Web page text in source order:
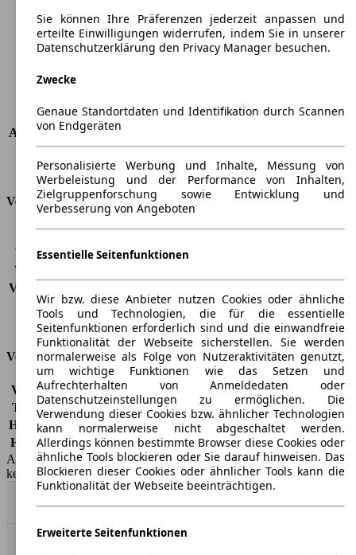
Radstand
-
Maximalgewicht
-
Türen
Dachlast
-
Anhängelast (ungebremst)
Anhängelast (gebremst)
1100 kg
Kofferraumvolumen
-
Verbrauch
Verbrauch (Stadt)
-
Verbrauch (Land)
Verbrauch (komb.)*
Schadstoffklasse
EU4
Tankinhalt
60 l
Versicherungsklassen
Vollkasko -
Teilkasko -
Haftpflicht
HSN/TSN 4136/AAC
AutoScout24 GmbH übernimmt für die Richtigkeit der Angaben
keine Gewähr.
Sie können Ihre Präferenzen jederzeit anpassen und
erteilte Einwilligungen widerrufen, indem Sie in unserer
Datenschutzerklärung den Privacy Manager besuchen.
Zwecke
Genaue Standortdaten und Identifikation durch Scannen
von Endgeräten
Personalisierte Werbung und Inhalte, Messung von
Werbeleistung und der Performance von Inhalten,
Zielgruppenforschung sowie Entwicklung und
Verbesserung von Angeboten
Essentielle Seitenfunktionen
Wir bzw. diese Anbieter nutzen Cookies oder ähnliche
Tools und Technologien, die für die essentielle
Seitenfunktionen erforderlich sind und die einwandfreie
Funktionalität der Webseite sicherstellen. Sie werden
normalerweise als Folge von Nutzeraktivitäten genutzt,
um wichtige Funktionen wie das Setzen und
Aufrechterhalten von Anmeldedaten oder
Datenschutzeinstellungen zu ermöglichen. Die
Verwendung dieser Cookies bzw. ähnlicher Technologien
kann normalerweise nicht abgeschaltet werden.
Allerdings können bestimmte Browser diese Cookies oder
ähnliche Tools blockieren oder Sie darauf hinweisen. Das
Blockieren dieser Cookies oder ähnlicher Tools kann die
Funktionalität der Webseite beeinträchtigen.
Erweiterte Seitenfunktionen